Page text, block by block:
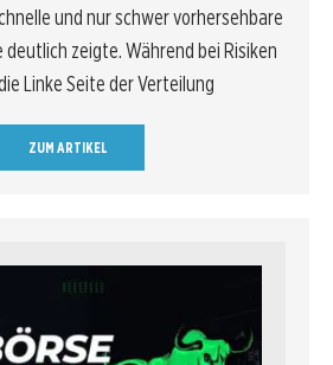
und nur schwer vorhersehbare
zeigte. Während bei Risiken
Linke Seite der Verteilung
ZUM ARTIKEL